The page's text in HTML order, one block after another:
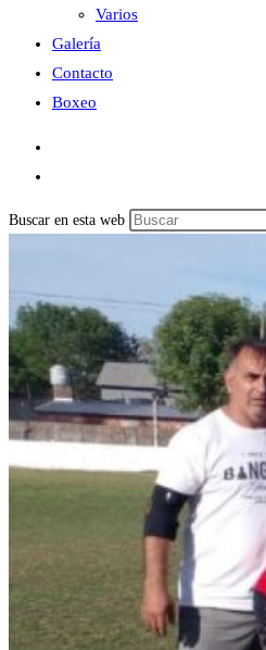
Varios
Galería
Contacto
Boxeo
Buscar en esta web